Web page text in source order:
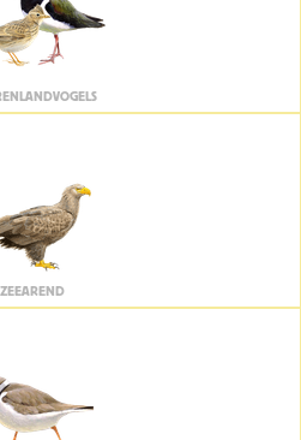
ZEEAREND